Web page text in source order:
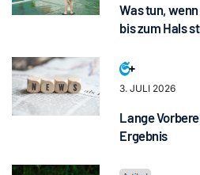
Was tun,
bis zum Hals
3. JULI 2026
Lange
Ergebnis